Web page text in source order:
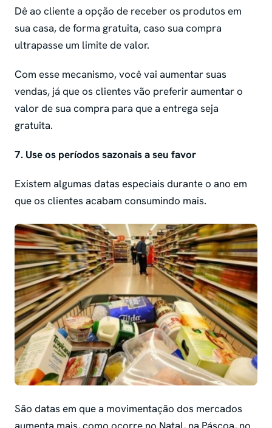
Dê ao cliente a opção de receber os produtos em
sua casa, de forma gratuita, caso sua compra
ultrapasse um limite de valor.
Com esse mecanismo, você vai aumentar suas
vendas, já que os clientes vão preferir aumentar o
valor de sua compra para que a entrega seja
gratuita.
7. Use os períodos sazonais a seu favor
Existem algumas datas especiais durante o ano em
que os clientes acabam consumindo mais.
São datas em que a movimentação dos mercados